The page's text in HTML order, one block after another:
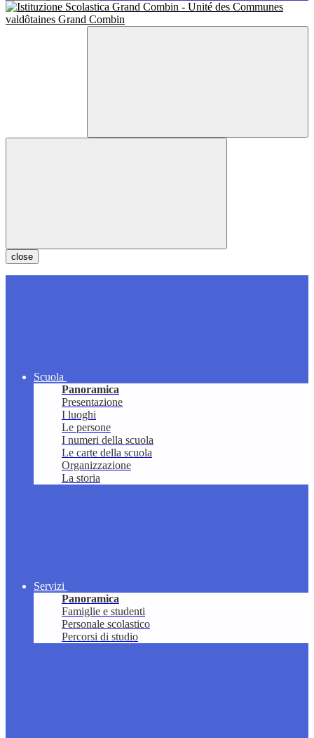
close
Scuola
Panoramica
Presentazione
I luoghi
Le persone
I numeri della scuola
Le carte della scuola
Organizzazione
La storia
Servizi
Panoramica
Famiglie e studenti
Personale scolastico
Percorsi di studio